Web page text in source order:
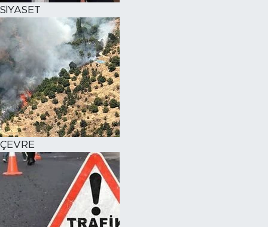
SİYASET
ÇEVRE